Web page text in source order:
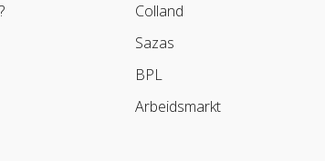
Colland
Sazas
BPL
Arbeidsmarkt